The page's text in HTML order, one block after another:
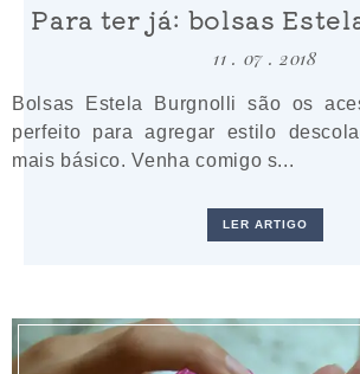
Para ter já: bolsas
11 . 07 . 2018
Bolsas Estela Burgnolli são os
perfeito para agregar estilo
mais básico. Venha comigo s...
LER ARTIGO